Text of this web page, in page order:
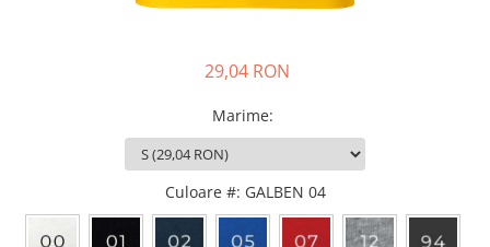
FESURI, SEPCI, CAPISOANE
29,04 RON
Marime:
Culoare #: GALBEN 04